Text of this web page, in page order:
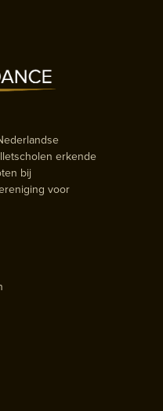
erkende
bij
voor